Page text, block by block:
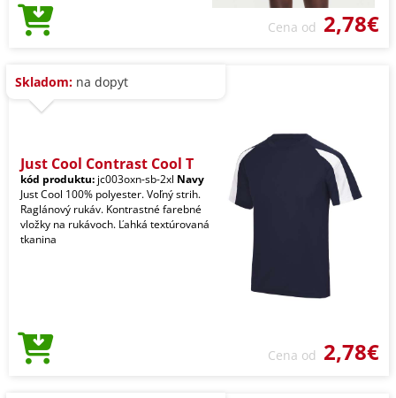
Cena od 2,78€
Skladom: na dopyt
Just Cool Contrast Cool T
kód produktu: jc003oxn-sb-2xl Navy
Just Cool 100% polyester. Voľný strih.
Raglánový rukáv. Kontrastné farebné
vložky na rukávoch. Ľahká textúrovaná
tkanina
Cena od 2,78€